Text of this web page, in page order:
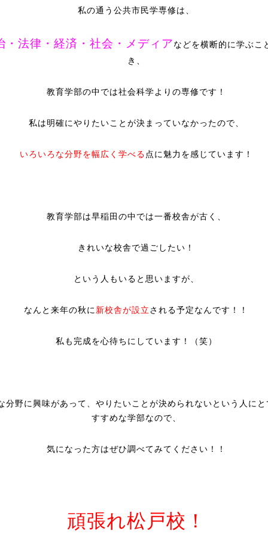
私の通う公共市民学専修は、
・法律・経済・社会・メディアなどを横断的に学ぶこ
き、
教育学部の中では社会科学よりの専修です！
私は明確にやりたいことが決まっていなかったので、
いろいろな分野を幅広く学べる 点に魅力を感じています！
教育学部は早稲田の中では一番校舎が古く、
きれいな校舎で過ごしたい！
という人もいると思いますが、
なんと来年の秋に 新校舎が設立される予定なんです！！
私も完成を心待ちにしています！（笑）
分野に興味があって、やりたいことが決められないという人に
すすめな学部なので、
気になった方はぜひ調べてみてください！！
頑張れ松戸校！